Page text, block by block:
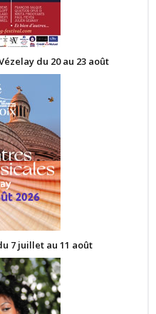
du 20 au 23 août
7 juillet au 11 août